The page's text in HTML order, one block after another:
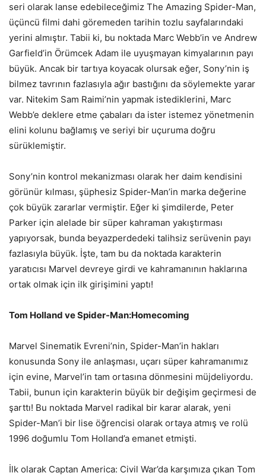
seri olarak lanse edebileceğimiz The Amazing Spider-Man,
üçüncü filmi dahi göremeden tarihin tozlu sayfalarındaki
yerini almıştır. Tabii ki, bu noktada Marc Webb’in ve Andrew
Garfield’in Örümcek Adam ile uyuşmayan kimyalarının payı
büyük. Ancak bir tartıya koyacak olursak eğer, Sony’nin iş
bilmez tavrının fazlasıyla ağır bastığını da söylemekte yarar
var. Nitekim Sam Raimi’nin yapmak istediklerini, Marc
Webb’e deklere etme çabaları da ister istemez yönetmenin
elini kolunu bağlamış ve seriyi bir uçuruma doğru
sürüklemiştir.
Sony’nin kontrol mekanizması olarak her daim kendisini
görünür kılması, şüphesiz Spider-Man’in marka değerine
çok büyük zararlar vermiştir. Eğer ki şimdilerde, Peter
Parker için alelade bir süper kahraman yakıştırması
yapıyorsak, bunda beyazperdedeki talihsiz serüvenin payı
fazlasıyla büyük. İşte, tam bu da noktada karakterin
yaratıcısı Marvel devreye girdi ve kahramanının haklarına
ortak olmak için ilk girişimini yaptı!
Tom Holland ve Spider-Man:Homecoming
Marvel Sinematik Evreni’nin, Spider-Man’in hakları
konusunda Sony ile anlaşması, uçarı süper kahramanımız
için evine, Marvel’in tam ortasına dönmesini müjdeliyordu.
Tabii, bunun için karakterin büyük bir değişim geçirmesi de
şarttı! Bu noktada Marvel radikal bir karar alarak, yeni
Spider-Man’i bir lise öğrencisi olarak ortaya atmış ve rolü
1996 doğumlu Tom Holland’a emanet etmişti.
İlk olarak Captan America: Civil War’da karşımıza çıkan Tom